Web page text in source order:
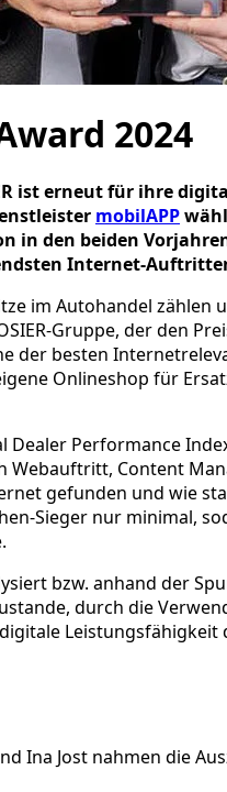
2024
ist erneut für ihre
mobilAPP
in den beiden
Internet-
im Autohandel
Gruppe, der den
der besten
Onlineshop für
Performance
Content
gefunden und wie
Sieger nur minimal,
bzw. anhand der
durch die
Ina Jost nahmen die